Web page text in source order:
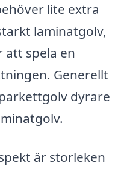
lite extra
laminatgolv,
att spela en
Generellt
dyrare
är storleken